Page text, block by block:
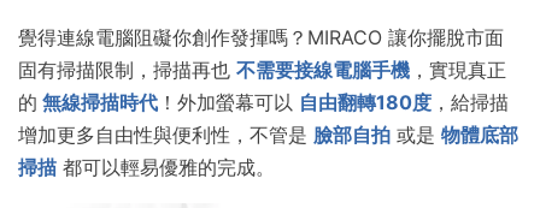
覺得連線電腦阻礙你創作發揮嗎？MIRACO 讓你擺脫市面
固有掃描限制，掃描再也 不需要接線電腦手機 ，實現真正
的 無線掃描時代 ！外加螢幕可以 自由翻轉180度 ，給掃描
增加更多自由性與便利性，不管是 臉部自拍 或是 物體底部
掃描 都可以輕易優雅的完成。